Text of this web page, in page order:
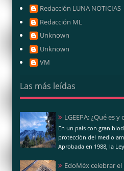
Redacción LUNA NOTICIAS
Redacción ML
Unknown
Unknown
VM
Las más leídas
LGEEPA: ¿Qué es
En un país con gran
protección del medio
Aprobada en 1988, la
EdoMéx celebrar